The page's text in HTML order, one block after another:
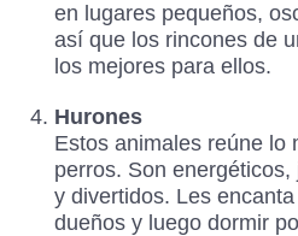
en lugares pequeños,
así que los rincones de
los mejores para ellos.
Hurones
Estos animales reúne lo
perros. Son
y divertidos. Les
dueños y luego dormir